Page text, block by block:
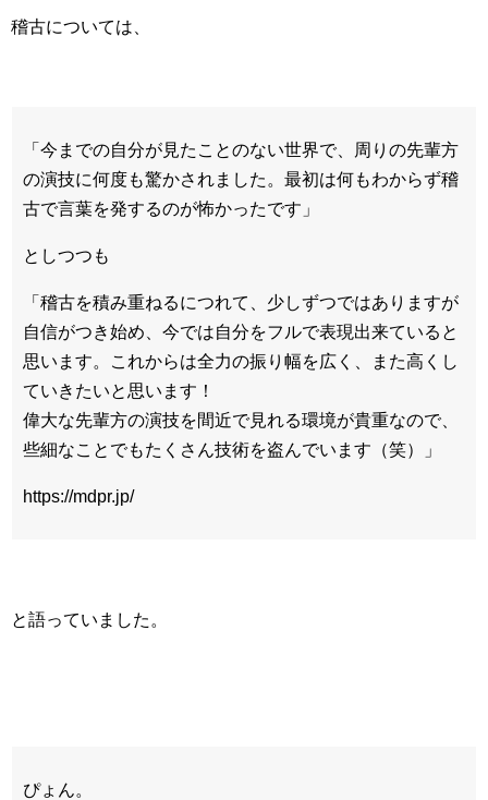
稽古については、
「今までの自分が見たことのない世界で、周りの先輩方
の演技に何度も驚かされました。最初は何もわからず稽
古で言葉を発するのが怖かったです」
としつつも
「稽古を積み重ねるにつれて、少しずつではありますが
自信がつき始め、今では自分をフルで表現出来ていると
思います。これからは全力の振り幅を広く、また高くし
ていきたいと思います！
偉大な先輩方の演技を間近で見れる環境が貴重なので、
些細なことでもたくさん技術を盗んでいます（笑）」
https://mdpr.jp/
と語っていました。
ぴょん。